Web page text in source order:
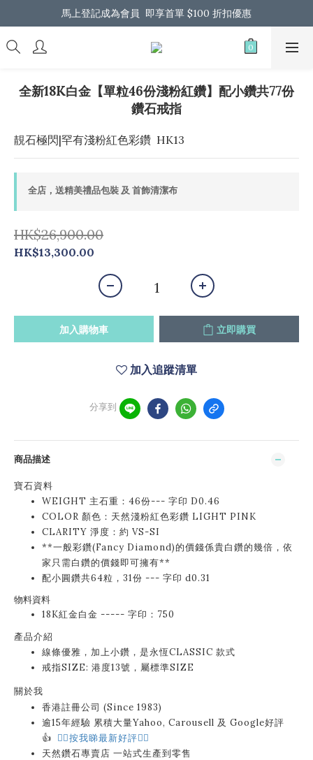
馬上登記成為會員  即享首單 $100 折扣優惠
馬上登記成為會員  即享首單 $100 折扣優惠
全港免運 歡迎 Whatsapp 我們了解更多
全新18K白金【單粒46份淺粉紅鑽】配小鑽共77份
鑽石戒指
靚石極閃|罕有淺粉紅色彩鑽  HK13
全店，送精美禮品包裝 及 首飾清潔布
HK$26,900.00
HK$13,300.00
加入購物車 立即購買
加入追蹤清單
分享到
商品描述
寶石資料
WEIGHT 主石重：46份--- 字印 D0.46
COLOR 顏色：天然淺粉紅色彩鑽 LIGHT PINK
CLARITY 淨度：約 VS-SI
**一般彩鑽(Fancy Diamond)的價錢係貴白鑽的幾倍，依
家只需白鑽的價錢即可擁有**
配小圓鑽共64粒，31份 --- 字印 d0.31
物料資料
18K紅金白金 ----- 字印：750
產品介紹
線條優雅，加上小鑽，是永恆CLASSIC 款式
戒指SIZE: 港度13號，屬標準SIZE
關於我
香港註冊公司 (Since 1983)
逾15年經驗 累積大量Yahoo, Carousell 及 Google好評
👍 👉🏻按我睇最新好評👈🏻
天然鑽石專賣店 一站式生產到零售